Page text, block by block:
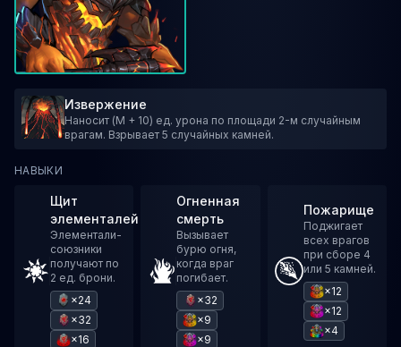
Извержение
Наносит (M + 10) ед. урона по площади 2-м случайным
врагам. Взрывает 5 случайных камней.
НАВЫКИ
Щит
элементалей
Элементали-
союзники
получают по
2 ед. брони.
×24
×32
×16
Огненная
смерть
Вызывает
бурю огня,
когда враг
погибает.
×32
×9
×9
Пожарище
Поджигает
всех врагов
при сборе 4
или 5 камней.
×12
×12
×4